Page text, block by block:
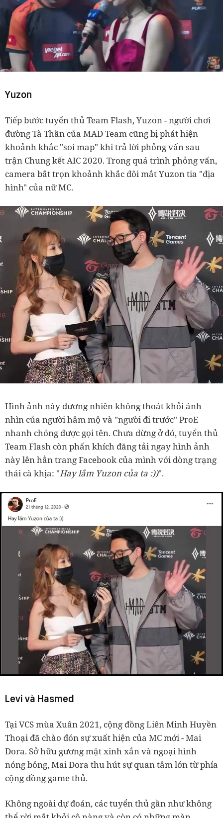
Yuzon
Tiếp bước tuyển thủ Team Flash, Yuzon - người chơi
đường Tà Thần của MAD Team cũng bị phát hiện
khoảnh khắc "soi map" khi trả lời phỏng vấn sau
trận Chung kết AIC 2020. Trong quá trình phỏng vấn,
camera bắt trọn khoảnh khắc đôi mắt Yuzon tia "địa
hình" của nữ MC.
Hình ảnh này đương nhiên không thoát khỏi ánh
nhìn của người hâm mộ và "người đi trước" ProE
nhanh chóng được gọi tên. Chưa dừng ở đó, tuyển thủ
Team Flash còn phấn khích đăng tải ngay hình ảnh
này lên hẳn trang Facebook của mình với dòng trạng
thái cà khịa: "Hay lắm Yuzon của ta :))".
Levi và Hasmed
Tại VCS mùa Xuân 2021, cộng đồng Liên Minh Huyền
Thoại đã chào đón sự xuất hiện của MC mới - Mai
Dora. Sở hữu gương mặt xinh xắn và ngoại hình
nóng bỏng, Mai Dora thu hút sự quan tâm lớn từ phía
cộng đồng game thủ.
Không ngoài dự đoán, các tuyển thủ gần như không